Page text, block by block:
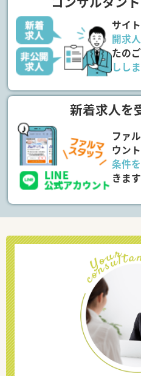
サイ
開求人
たの
ししま
新着求人を
ファ
ウン
条件
きま